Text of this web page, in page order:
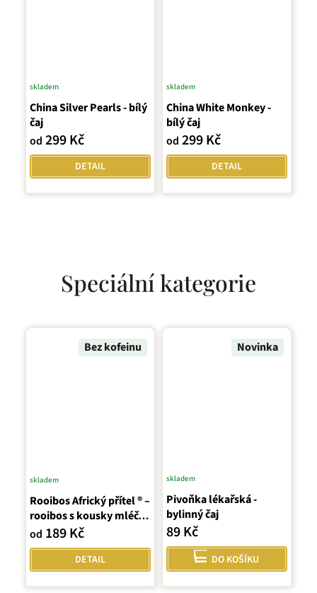
China Silver Pearls - bílý
čaj
skladem
od 299 Kč
DETAIL
China White Monkey -
bílý čaj
skladem
od 299 Kč
DETAIL
Speciální kategorie
Bez kofeinu
Rooibos Africký přítel ® –
rooibos s kousky mléčné
čokolády
skladem
od 189 Kč
DETAIL
Novinka
Pivoňka lékařská -
bylinný čaj
Průměrné
hodnocení
produktu
je
5,0
z
5
skladem
89 Kč
DO KOŠÍKU